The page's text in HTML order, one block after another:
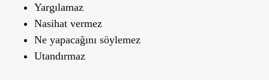
Yargılamaz
Nasihat vermez
Ne yapacağını söylemez
Utandırmaz